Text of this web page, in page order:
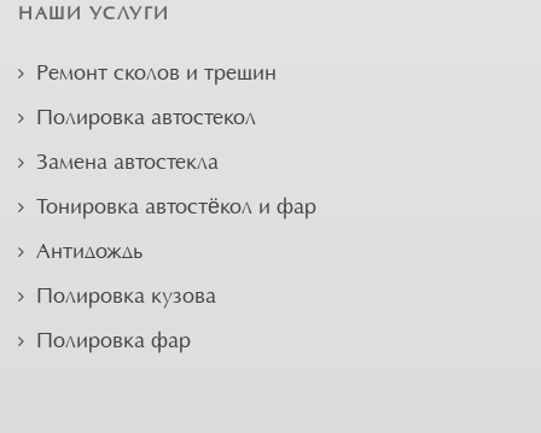
НАШИ УСЛУГИ
Ремонт сколов и трещин
Полировка автостекол
Замена автостекла
Тонировка автостёкол и фар
Антидождь
Полировка кузова
Полировка фар